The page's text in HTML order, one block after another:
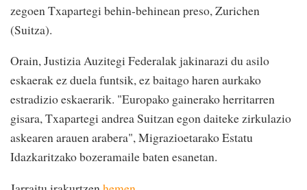
zegoen Txapartegi behin-behinean preso, Zurichen
(Suitza).
Orain, Justizia Auzitegi Federalak jakinarazi du asilo
eskaerak ez duela funtsik, ez baitago haren aurkako
estradizio eskaerarik. "Europako gainerako herritarren
gisara, Txapartegi andrea Suitzan egon daiteke zirkulazio
askearen arauen arabera", Migrazioetarako Estatu
Idazkaritzako bozeramaile baten esanetan.